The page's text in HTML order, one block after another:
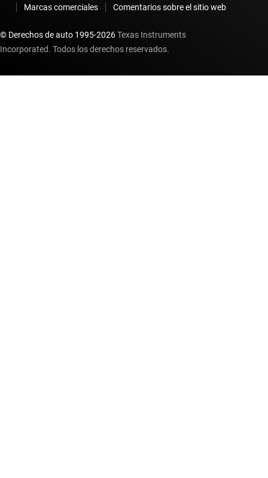
Marcas comerciales Comentarios sobre el sitio web
© Derechos de auto 1995-2026Texas Instruments
Incorporated. Todos los derechos reservados.